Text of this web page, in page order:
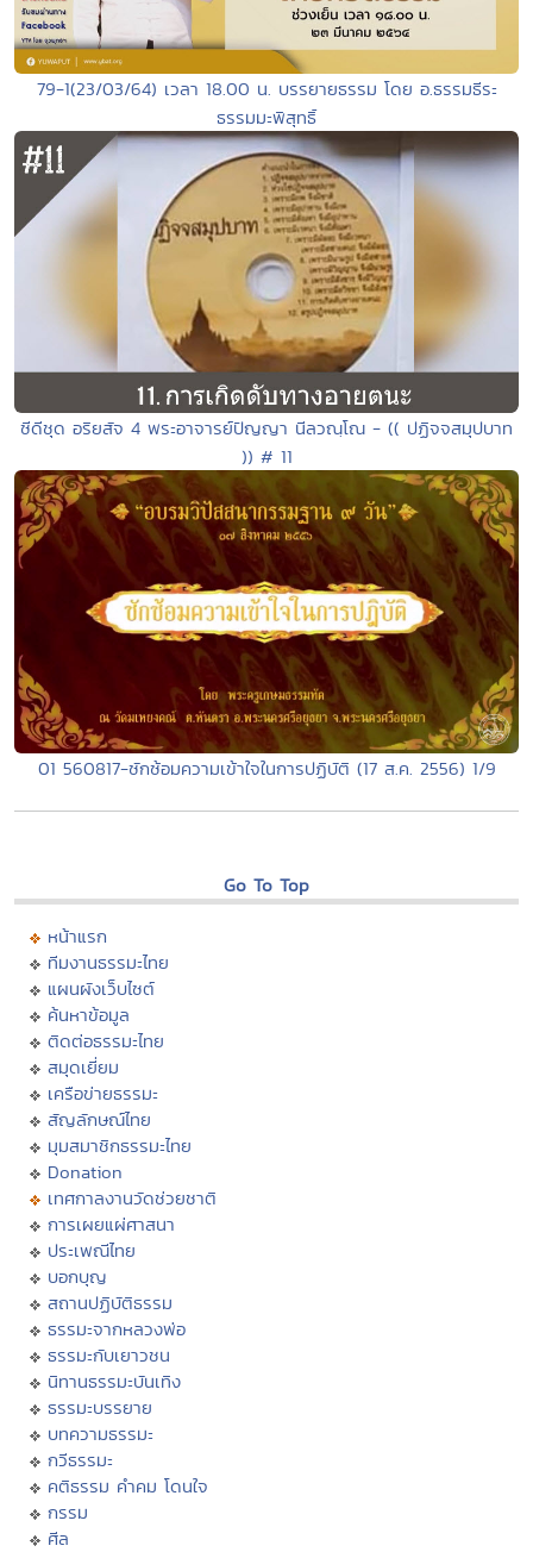
79-1(23/03/64) เวลา 18.00 น. บรรยายธรรม โดย อ.ธรรมธีระ
ธรรมมะพิสุทธิ์
ซีดีชุด อริยสัจ 4 พระอาจารย์ปัญญา นีลวณฺโณ - (( ปฏิจจสมุปบาท
)) # 11
01 560817-ซักซ้อมความเข้าใจในการปฏิบัติ (17 ส.ค. 2556) 1/9
Go To Top
หน้าแรก
ทีมงานธรรมะไทย
แผนผังเว็บไซต์
ค้นหาข้อมูล
ติดต่อธรรมะไทย
สมุดเยี่ยม
เครือข่ายธรรมะ
สัญลักษณ์ไทย
มุมสมาชิกธรรมะไทย
Donation
เทศกาลงานวัดช่วยชาติ
การเผยแผ่ศาสนา
ประเพณีไทย
บอกบุญ
สถานปฏิบัติธรรม
ธรรมะจากหลวงพ่อ
ธรรมะกับเยาวชน
นิทานธรรมะบันเทิง
ธรรมะบรรยาย
บทความธรรมะ
กวีธรรมะ
คติธรรม คำคม โดนใจ
กรรม
ศีล